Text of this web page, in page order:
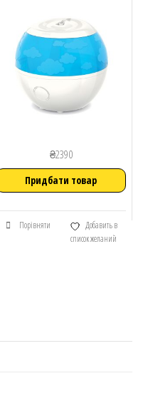
₴2390
Придбати товар
Порівняти
Добавить в
список желаний